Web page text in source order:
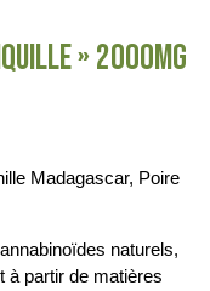
» 2000MG
Madagascar, Poire
naturels,
à partir de matières